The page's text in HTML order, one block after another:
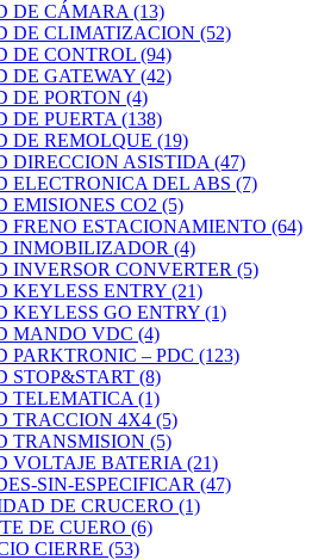
DE CÁMARA (13)
DE CLIMATIZACION (52)
DE CONTROL (94)
DE GATEWAY (42)
DE PORTON (4)
DE PUERTA (138)
DE REMOLQUE (19)
DIRECCION ASISTIDA (47)
ELECTRONICA DEL ABS (7)
EMISIONES CO2 (5)
FRENO ESTACIONAMIENTO (64)
INMOBILIZADOR (4)
INVERSOR CONVERTER (5)
KEYLESS ENTRY (21)
KEYLESS GO ENTRY (1)
MANDO VDC (4)
PARKTRONIC – PDC (123)
STOP&START (8)
TELEMATICA (1)
TRACCION 4X4 (5)
TRANSMISION (5)
VOLTAJE BATERIA (21)
SIN-ESPECIFICAR (47)
DE CRUCERO (1)
DE CUERO (6)
CIERRE (53)